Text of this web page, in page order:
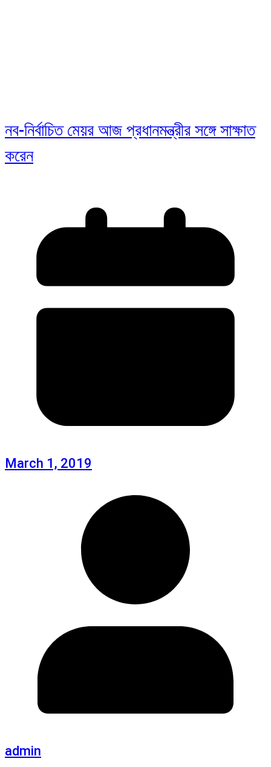
নব-নির্বাচিত মেয়র আজ প্রধানমন্ত্রীর সঙ্গে সাক্ষাত
করেন
March 1, 2019
admin